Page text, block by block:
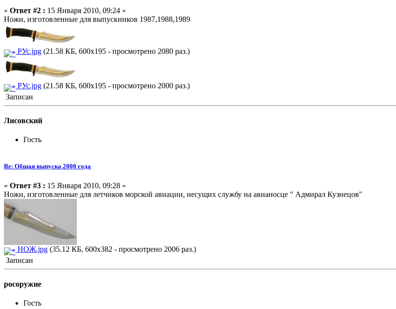
« Ответ #2 : 15 Января 2010, 09:24 »
Ножи, изготовленные для выпускников 1987,1988,1989
РУс.jpg (21.58 КБ, 600x195 - просмотрено 2080 раз.)
РУс.jpg (21.58 КБ, 600x195 - просмотрено 2000 раз.)
Записан
Лисовский
Гость
Re: Общая выпуска 2000 года
« Ответ #3 : 15 Января 2010, 09:28 »
Ножи, изготовленные для летчиков морской авиации, несущих службу на авианосце " Адмирал Кузнецов"
НОЖ.jpg (35.12 КБ, 600x382 - просмотрено 2006 раз.)
Записан
росоружие
Гость